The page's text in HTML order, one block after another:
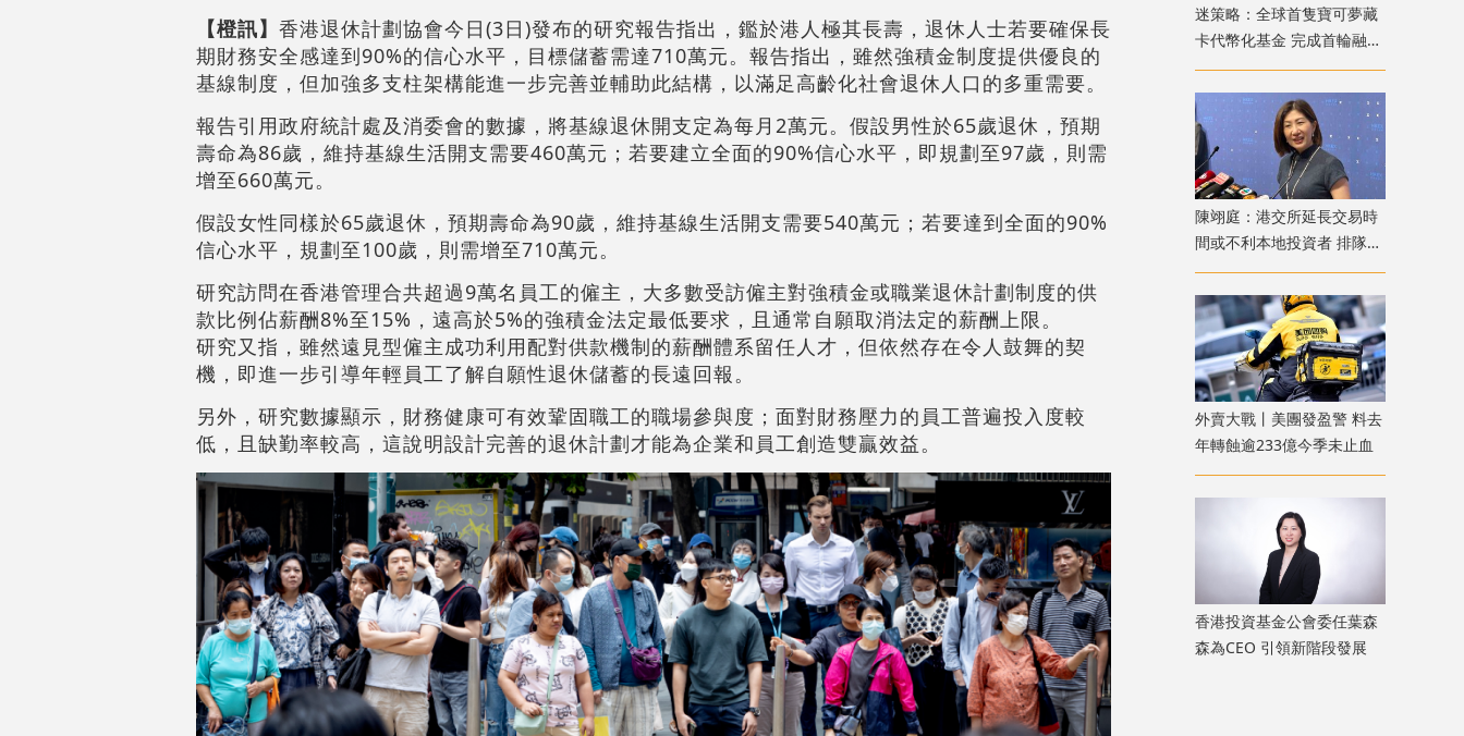
【橙訊】 香港退休計劃協會今日(3日)發布的研究報告指出，鑑於港人極其長壽，退休人士若要確保長
期財務安全感達到90%的信心水平，目標儲蓄需達710萬元。報告指出，雖然強積金制度提供優良的
基線制度，但加強多支柱架構能進一步完善並輔助此結構，以滿足高齡化社會退休人口的多重需要。
報告引用政府統計處及消委會的數據，將基線退休開支定為每月2萬元。假設男性於65歲退休，預期
壽命為86歲，維持基線生活開支需要460萬元；若要建立全面的90%信心水平，即規劃至97歲，則需
增至660萬元。
假設女性同樣於65歲退休，預期壽命為90歲，維持基線生活開支需要540萬元；若要達到全面的90%
信心水平，規劃至100歲，則需增至710萬元。
研究訪問在香港管理合共超過9萬名員工的僱主，大多數受訪僱主對強積金或職業退休計劃制度的供
款比例佔薪酬8%至15%，遠高於5%的強積金法定最低要求，且通常自願取消法定的薪酬上限。
研究又指，雖然遠見型僱主成功利用配對供款機制的薪酬體系留任人才，但依然存在令人鼓舞的契
機，即進一步引導年輕員工了解自願性退休儲蓄的長遠回報。
另外，研究數據顯示，財務健康可有效鞏固職工的職場參與度；面對財務壓力的員工普遍投入度較
低，且缺勤率較高，這說明設計完善的退休計劃才能為企業和員工創造雙贏效益。
迷策略：全球首隻寶可夢藏
卡代幣化基金 完成首輪融資
兼獲超購
陳翊庭：港交所延長交易時
間或不利本地投資者 排隊上
市公司數量創新高
外賣大戰丨美團發盈警 料去
年轉蝕逾233億今季未止血
香港投資基金公會委任葉森
森為CEO 引領新階段發展